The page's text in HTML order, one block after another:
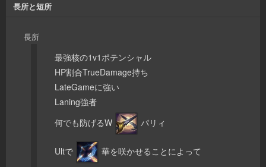
長所と短所
長所
最強核の1v1ポテンシャル
HP割合TrueDamage持ち
LateGameに強い
Laning強者
何でも防げるW
パリィ
Ultで
華を咲かせることによって